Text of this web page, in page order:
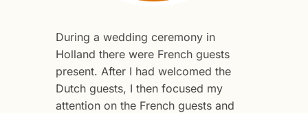
During a wedding ceremony in
Holland there were French guests
present. After I had welcomed the
Dutch guests, I then focused my
attention on the French guests and